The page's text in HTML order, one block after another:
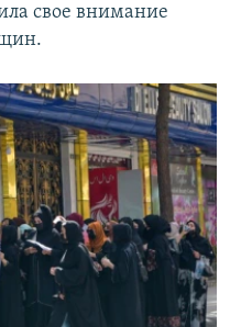
свое внимание